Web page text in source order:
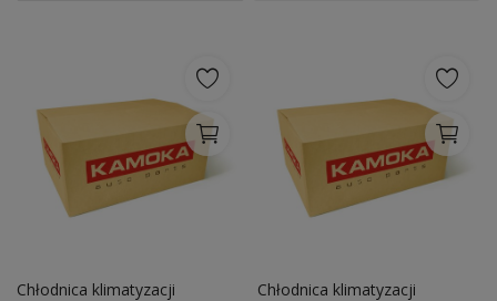
Wyposażenie i akcesoria samochodowe
Narzędzia i sprzęt warsztatowy
Chemia
Opony i felgi
Chłodnica klimatyzacji
Chłodnica klimatyzacji